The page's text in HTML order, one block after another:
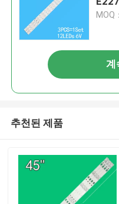
V7.0
MOQ
계
추천된 제품